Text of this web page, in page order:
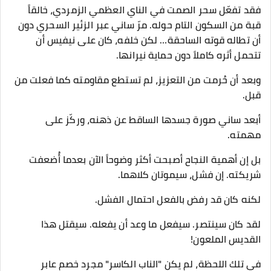
فقد تفعّل سحر الصمت في الناي العظمي الزمردي، خالقاً
قبة من السكون التام حوله. مرّ ساني عبر الزئير السحري دون
أن تطاله قوته الساحقة… لكن خلفه، كان على نيفيس أن
تتحمل أثره كاملاً دون حماية نيرانها.
وبعد أن حُرمت من التعزيز، لم تستطع مقاومته كما فعلت من
قبل.
أبعد ساني صورة جسدها الساقط عن ذهنه، وركّز على
مهمته.
بل إن أهمية النجاح أصبحت أكثر وضوحاً الآن بعدما أُضعفت
شريكته. إن فشل، سيموتان كلاهما.
لكنه كان قد رفض بالفعل احتمال الفشل.
لقد كان سينتصر. سيفعل ما وعد أن يفعله. سيقتل هذا
القديس الملعون!
في تلك اللحظة، لم يكن "الناب الكاسر" مجرد خصم عابر